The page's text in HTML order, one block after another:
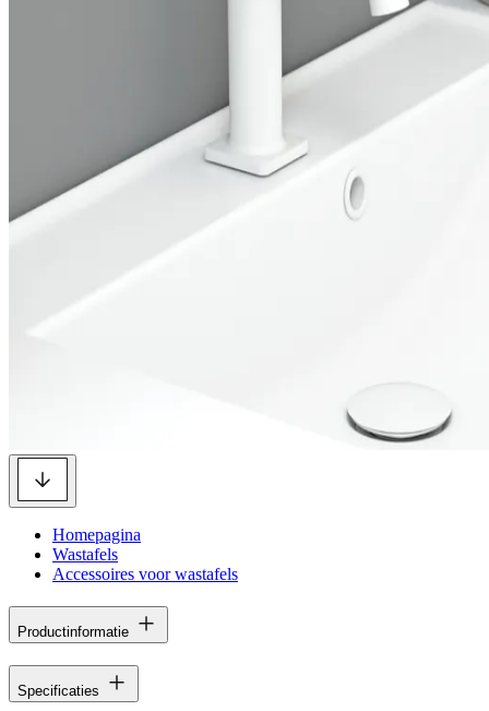
Homepagina
Wastafels
Accessoires voor wastafels
Productinformatie
Specificaties